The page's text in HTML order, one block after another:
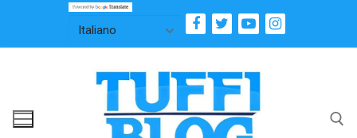
contenuto